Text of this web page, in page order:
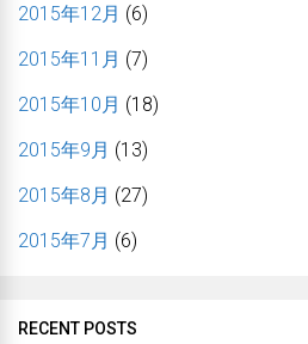
2015年12月 (6)
2015年11月 (7)
2015年10月 (18)
2015年9月 (13)
2015年8月 (27)
2015年7月 (6)
RECENT POSTS